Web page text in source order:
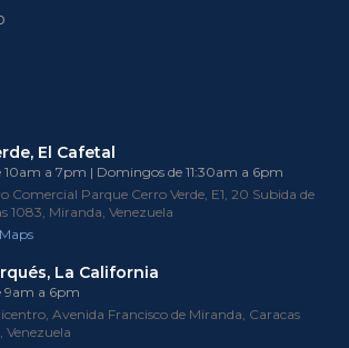
El Cafetal
10am a 7pm | Domingos de 11:30am a 6pm
Comercial Parque Cerro Verde, E1, 20 Subida de
1083, Miranda, Venezuela
Maps
La California
9am a 6pm
Avenida Francisco de Miranda, Caracas
Venezuela